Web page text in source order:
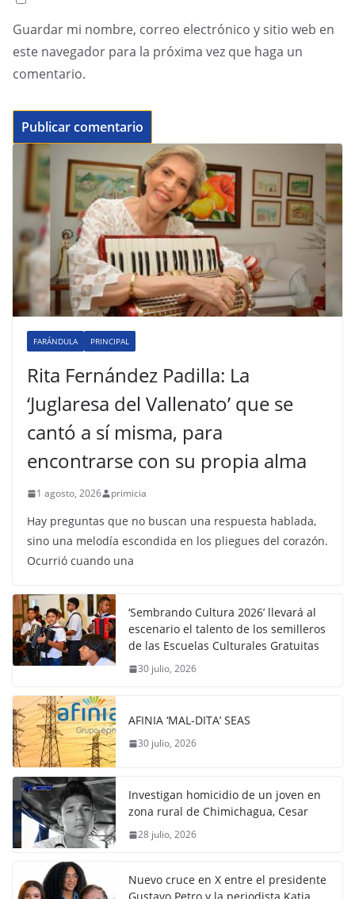
Guardar mi nombre, correo electrónico y sitio web en
este navegador para la próxima vez que haga un
comentario.
FARÁNDULA PRINCIPAL
Rita Fernández Padilla: La
‘Juglaresa del Vallenato’ que se
cantó a sí misma, para
encontrarse con su propia alma
1 agosto, 2026 primicia
Hay preguntas que no buscan una respuesta hablada,
sino una melodía escondida en los pliegues del corazón.
Ocurrió cuando una
‘Sembrando Cultura 2026’ llevará al
escenario el talento de los semilleros
de las Escuelas Culturales Gratuitas
30 julio, 2026
AFINIA ‘MAL-DITA’ SEAS
30 julio, 2026
Investigan homicidio de un joven en
zona rural de Chimichagua, Cesar
28 julio, 2026
Nuevo cruce en X entre el presidente